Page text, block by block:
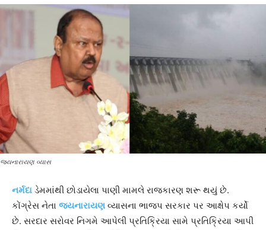
જયનારાયણ વ્યાસ
નર્મદા ડેમમાંથી છોડાયેલા પાણી મામલે રાજકારણ શરૂ થયું છે.
કોંગ્રેસ નેતા જયનારાયણ વ્યાસના ભાજપ સરકાર પર આક્ષેપ કર્યો
છે. સરદાર સરોવર નિગમે આપેલી પ્રતિક્રિયા સામે પ્રતિક્રિયા આપી